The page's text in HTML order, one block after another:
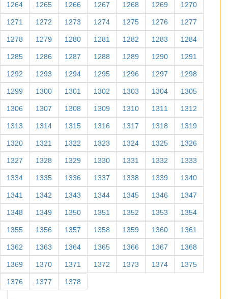
1264 1265 1266 1267 1268 1269 1270
1271 1272 1273 1274 1275 1276 1277
1278 1279 1280 1281 1282 1283 1284
1285 1286 1287 1288 1289 1290 1291
1292 1293 1294 1295 1296 1297 1298
1299 1300 1301 1302 1303 1304 1305
1306 1307 1308 1309 1310 1311 1312
1313 1314 1315 1316 1317 1318 1319
1320 1321 1322 1323 1324 1325 1326
1327 1328 1329 1330 1331 1332 1333
1334 1335 1336 1337 1338 1339 1340
1341 1342 1343 1344 1345 1346 1347
1348 1349 1350 1351 1352 1353 1354
1355 1356 1357 1358 1359 1360 1361
1362 1363 1364 1365 1366 1367 1368
1369 1370 1371 1372 1373 1374 1375
1376 1377 1378